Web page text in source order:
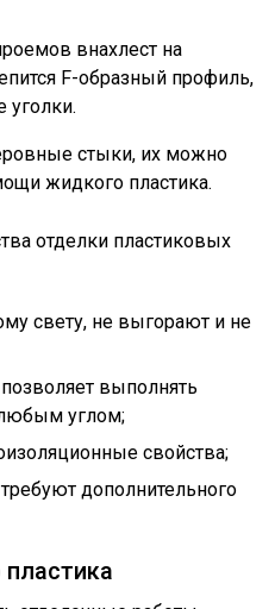
внахлест на
F-образный профиль,
уголки.
стыки, их можно
жидкого пластика.
отделки пластиковых
свету, не выгорают и не
выполнять
углом;
свойства;
дополнительного